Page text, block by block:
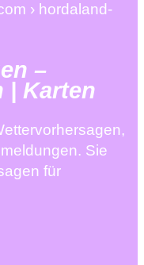
› hordaland-
–
| Karten
Sie
für